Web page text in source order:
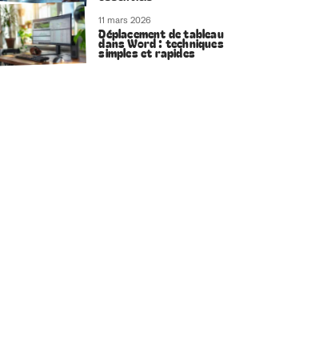
11 mars 2026
Déplacement de tableau
dans Word : techniques
simples et rapides